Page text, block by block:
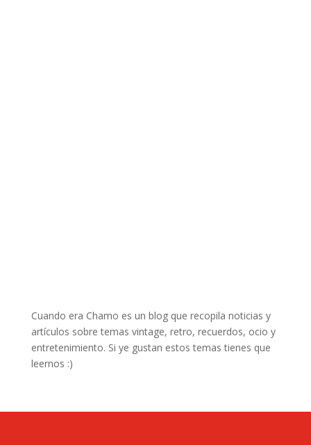
Cuando era Chamo es un blog que recopila noticias y
artículos sobre temas vintage, retro, recuerdos, ocio y
entretenimiento. Si ye gustan estos temas tienes que
leernos :)